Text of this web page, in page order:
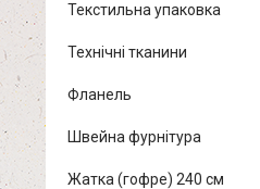
Текстильна упаковка
Технічні тканини
Фланель
Швейна фурнітура
Жатка (гофре) 240 см